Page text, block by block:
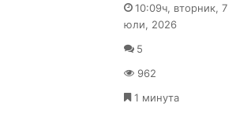
email
10:09ч, вторник, 7
юли, 2026
5
962
1 минута